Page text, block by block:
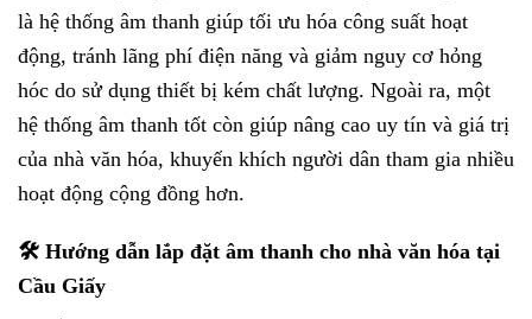
là hệ thống âm thanh giúp tối ưu hóa công suất hoạt
động, tránh lãng phí điện năng và giảm nguy cơ hỏng
hóc do sử dụng thiết bị kém chất lượng. Ngoài ra, một
hệ thống âm thanh tốt còn giúp nâng cao uy tín và giá trị
của nhà văn hóa, khuyến khích người dân tham gia nhiều
hoạt động cộng đồng hơn.
🛠 Hướng dẫn lắp đặt âm thanh cho nhà văn hóa tại
Cầu Giấy